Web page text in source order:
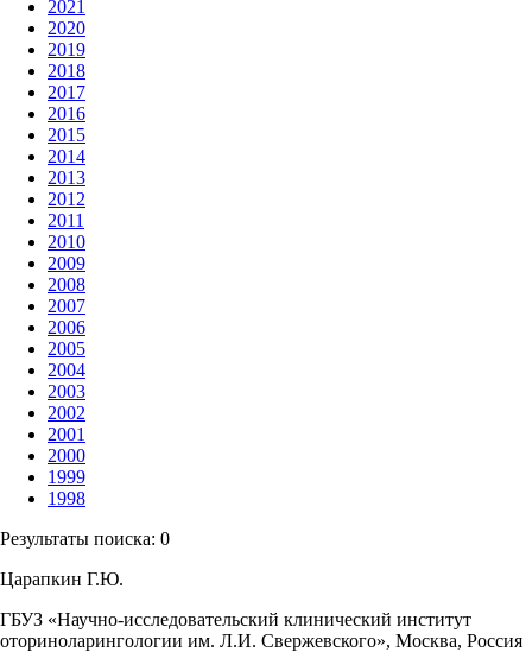
2021
2020
2019
2018
2017
2016
2015
2014
2013
2012
2011
2010
2009
2008
2007
2006
2005
2004
2003
2002
2001
2000
1999
1998
Результаты поиска: 0
Царапкин Г.Ю.
ГБУЗ «Научно-исследовательский клинический институт
оториноларингологии им. Л.И. Свержевского», Москва, Россия